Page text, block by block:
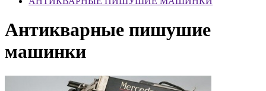
Антикварные пишушие
машинки